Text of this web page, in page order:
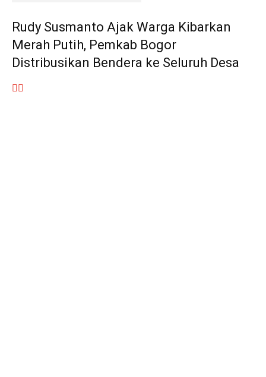
Rudy Susmanto Ajak Warga Kibarkan
Merah Putih, Pemkab Bogor
Distribusikan Bendera ke Seluruh Desa